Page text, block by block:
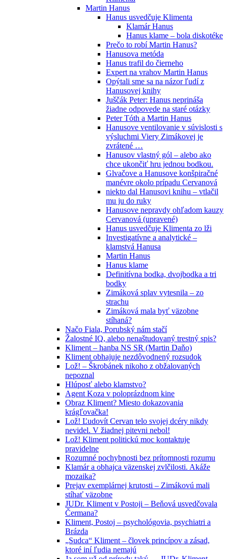
Martin Hanus
Hanus usvedčuje Klimenta
Klamár Hanus
Hanus klame – bola diskotéke
Prečo to robí Martin Hanus?
Hanusova metóda
Hanus trafil do čierneho
Expert na vrahov Martin Hanus
Opýtali sme sa na názor ľudí z
Hanusovej knihy
Juščák Peter: Hanus neprináša
žiadne odpovede na staré otázky
Peter Tóth a Martin Hanus
Hanusove ventilovanie v súvislosti s
výsluchmi Viery Zimákovej je
zvrátené …
Hanusov vlastný gól – alebo ako
chce ukončiť hru jednou bodkou.
Glvačove a Hanusove konšpiračné
manévre okolo prípadu Cervanová
niekto dal Hanusovi knihu – vtlačil
mu ju do ruky
Hanusove nepravdy ohľadom kauzy
Cervanová (upravené)
Hanus usvedčuje Klimenta zo lži
Investigatívne a analytické –
klamstvá Hanusa
Martin Hanus
Hanus klame
Definitívna bodka, dvojbodka a tri
bodky
Zimáková splav vytesnila – zo
strachu
Zimáková mala byť väzobne
stíhaná?
Načo Fiala, Porubský nám stačí
Žalostné IQ, alebo nenaštudovaný trestný spis?
Kliment – hanba NS SR (Martin Daňo)
Kliment obhajuje nezdôvodnený rozsudok
Lož! – Škrobánek nikoho z obžalovaných
nepoznal
Hlúposť alebo klamstvo?
Agent Koza v poloprázdnom kine
Obraz Kliment? Miesto dokazovania
krágľovačka!
Lož! Ľudovít Cervan telo svojej dcéry nikdy
nevidel. V žiadnej pitevni nebol!
Lož! Kliment politickú moc kontaktuje
pravidelne
Rozumné pochybnosti bez prítomnosti rozumu
Klamár a obhajca väzenskej zvlčilosti. Akáže
mozaika?
Prejav exemplárnej krutosti – Zimákovú mali
stíhať väzobne
JUDr. Kliment v Postoji – Beňová usvedčovala
Čermana?
Kliment, Postoj – psychológovia, psychiatri a
Brázda
„Sudca“ Kliment – človek princípov a zásad,
ktoré iní ľudia nemajú